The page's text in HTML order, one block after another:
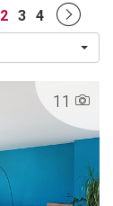
2 3 4
11